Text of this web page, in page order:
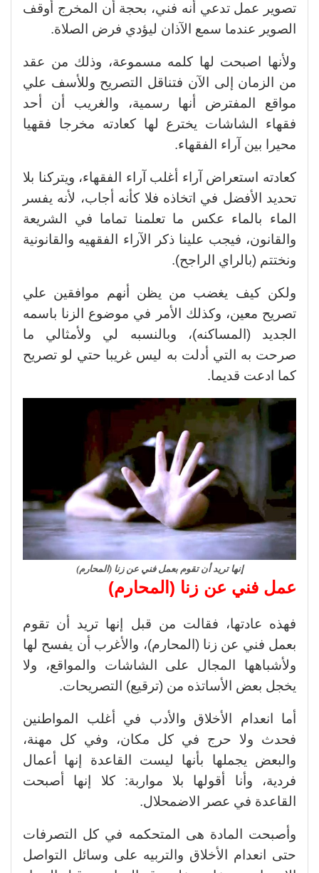
تصوير عمل تدعي أنه فني، بحجة أن المخرج أوقف
الصوير عندما سمع الآذان ليؤدي فرض الصلاة.
ولأنها اصبحت لها كلمه مسموعة، وذلك من عقد
من الزمان إلى الآن فتناقل التصريح وللأسف علي
مواقع المفترض أنها رسمية، والغريب أن أحد
فقهاء الشاشات يخترع لها كعادته مخرجا فقهيا
محيرا بين آراء الفقهاء.
كعادته استعراض آراء أغلب آراء الفقهاء، ويتركنا بلا
تحديد الأفضل في اتخاذه فلا كأنه أجاب، لأنه يفسر
الماء بالماء عكس ما تعلمنا تماما في الشريعة
والقانون، فيجب علينا ذكر الآراء الفقهيه والقانونية
ونختتم (بالراي الراجح).
ولكن كيف يغضب من يظن أنهم موافقين علي
تصريح معين، وكذلك الأمر في موضوع الزنا باسمه
الجديد (المساكنه)، وبالنسبه لي ولأمثالي ما
صرحت به التي أدلت به ليس غريبا حتي لو تصريح
كما ادعت قديما.
إنها تريد أن تقوم بعمل فني عن زنا (المحارم)
عمل فني عن زنا (المحارم)
فهذه عادتها، فقالت من قبل إنها تريد أن تقوم
بعمل فني عن زنا (المحارم)، والأغرب أن يفسح لها
ولأشباهها المجال على الشاشات والمواقع، ولا
يخجل بعض الأساتذه من (ترقيع) التصريحات.
أما انعدام الأخلاق والأدب في أغلب المواطنين
فحدث ولا حرج في كل مكان، وفي كل مهنة،
والبعض يجملها بأنها ليست القاعدة إنها أعمال
فردية، وأنا أقولها بلا مواربة: كلا إنها أصبحت
القاعدة في عصر الاضمحلال.
وأصبحت المادة هى المتحكمه في كل التصرفات
حتى انعدام الأخلاق والتربيه على وسائل التواصل